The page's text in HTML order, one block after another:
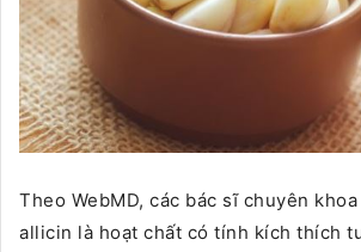
Theo WebMD, các bác sĩ chuyên
allicin là hoạt chất có tính kích thích